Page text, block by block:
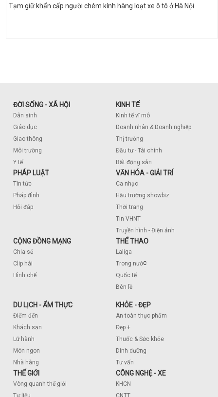
Tạm giữ khẩn cấp người chém kính hàng loạt xe ô tô ở Hà Nội
ĐỜI SỐNG - XÃ HỘI
Dân sinh
Giáo dục
Giao thông
Môi trường
Y tế
KINH TẾ
Kinh tế vĩ mô
Doanh nhân & Doanh nghiệp
Thị trường
Đầu tư - Tài chính
Bất động sản
PHÁP LUẬT
Tin tức
Pháp đình
Hỏi đáp
VĂN HÓA - GIẢI TRÍ
Ca nhạc
Hậu trường showbiz
Thời trang
Tin VHNT
Truyền hình - Điện ảnh
CỘNG ĐỒNG MẠNG
Chia sẻ
Clip hài
Hình chế
THỂ THAO
Laliga
Trong nước
Quốc tế
Bên lề
DU LỊCH - ẨM THỰC
Điểm đến
Khách sạn
Lữ hành
Món ngon
Nhà hàng
KHỎE - ĐẸP
An toàn thực phẩm
Đẹp +
Thuốc & Sức khỏe
Dinh dưỡng
Tư vấn
THẾ GIỚI
Vòng quanh thế giới
Tư liệu
CÔNG NGHỆ - XE
KHCN
CNTT